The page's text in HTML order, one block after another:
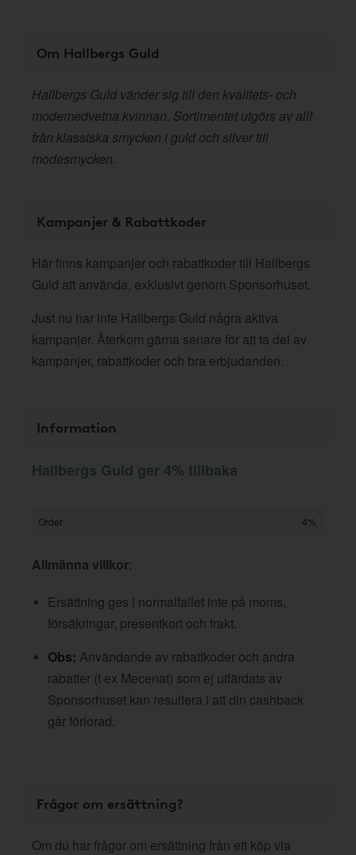
Om Hallbergs Guld
Hallbergs Guld vänder sig till den kvalitets- och
modemedvetna kvinnan. Sortimentet utgörs av allt
från klassiska smycken i guld och silver till
modesmycken.
Kampanjer & Rabattkoder
Här finns kampanjer och rabattkoder till Hallbergs
Guld att använda, exklusivt genom Sponsorhuset.
Just nu har inte Hallbergs Guld några aktiva
kampanjer. Återkom gärna senare för att ta del av
kampanjer, rabattkoder och bra erbjudanden.
Information
Hallbergs Guld ger 4% tillbaka
Order 4%
Allmänna villkor:
Ersättning ges i normalfallet inte på moms,
försäkringar, presentkort och frakt.
Obs: Användande av rabattkoder och andra
rabatter (t ex Mecenat) som ej utfärdats av
Sponsorhuset kan resultera i att din cashback
går förlorad.
Frågor om ersättning?
Om du har frågor om ersättning från ett köp via